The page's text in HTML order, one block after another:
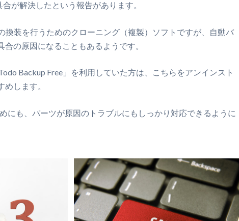
が解決したという報告があります。
換装を行うためのクローニング（複製）ソフトですが、自動バ
の原因になることもあるようです。
Backup Free」を利用していた方は、こちらをアンインスト
します。
にも、パーツが原因のトラブルにもしっかり対応できるように